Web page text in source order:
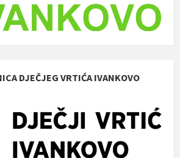
DJEČJEG VRTIĆA IVANKOVO